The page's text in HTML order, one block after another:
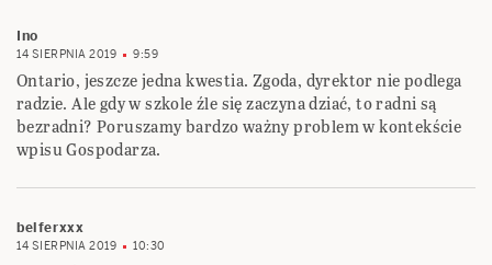
Ino
14 SIERPNIA 2019 9:59
Ontario, jeszcze jedna kwestia. Zgoda, dyrektor nie podlega
radzie. Ale gdy w szkole źle się zaczyna dziać, to radni są
bezradni? Poruszamy bardzo ważny problem w kontekście
wpisu Gospodarza.
belferxxx
14 SIERPNIA 2019 10:30